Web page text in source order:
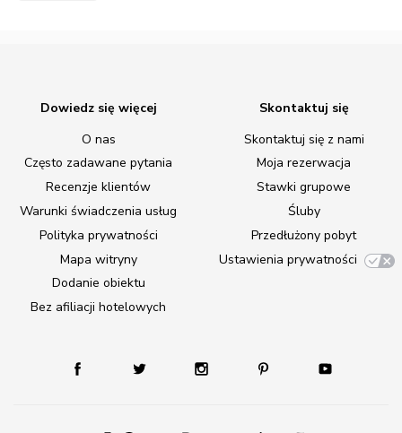
Dowiedz się więcej
O nas
Często zadawane pytania
Recenzje klientów
Warunki świadczenia usług
Polityka prywatności
Mapa witryny
Dodanie obiektu
Bez afiliacji hotelowych
Skontaktuj się
Skontaktuj się z nami
Moja rezerwacja
Stawki grupowe
Śluby
Przedłużony pobyt
Ustawienia prywatności